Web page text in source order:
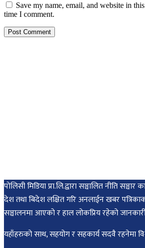
Save my name, email, and website in
time I comment.
पोलिसी मिडिया प्रा.लि.द्वारा सञ्चालित नीति
देश तथा बिदेश लक्षित गरि अनलाईन खबर
सञ्चालनमा आएको र हाल लोकप्रिय रहेको
यहाँहरुको साथ, सहयोग र सहकार्य सदवै रहनेमा